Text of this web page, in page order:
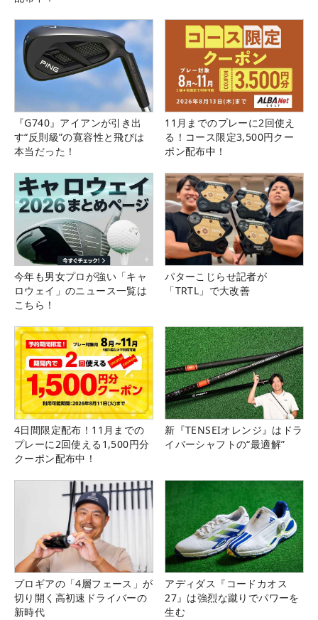
『G740』アイアンが引き出
す“反則級”の寛容性と飛びは
本当だった！
11月までのプレーに2回使え
る！コース限定3,500円クー
ポン配布中！
今年も男女プロが強い「キャ
ロウェイ」のニュース一覧は
こちら！
パターこじらせ記者が
「TRTL」で大改善
4日間限定配布！11月までの
プレーに2回使える1,500円分
クーポン配布中！
新『TENSEIオレンジ』はドラ
イバーシャフトの“最適解”
プロギアの「4層フェース」が
切り開く高初速ドライバーの
新時代
アディダス『コードカオス
27』は強烈な蹴りでパワーを
生む